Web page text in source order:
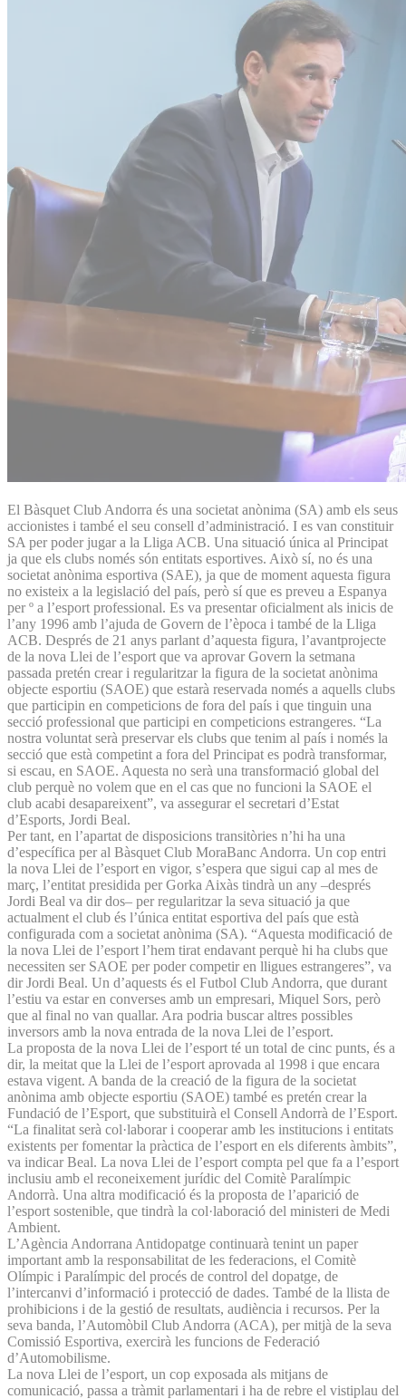
El Bàsquet Club Andorra és una societat anònima (SA) amb els seus
accionistes i també el seu consell d’administració. I es van constituir
SA per poder jugar a la Lliga ACB. Una situació única al Principat
ja que els clubs només són entitats esportives. Això sí, no és una
societat anònima esportiva (SAE), ja que de moment aquesta figura
no existeix a la legislació del país, però sí que es preveu a Espanya
per º a l’esport professional. Es va presentar oficialment als inicis de
l’any 1996 amb l’ajuda de Govern de l’època i també de la Lliga
ACB. Després de 21 anys parlant d’aquesta figura, l’avantprojecte
de la nova Llei de l’esport que va aprovar Govern la setmana
passada pretén crear i regularitzar la figura de la societat anònima
objecte esportiu (SAOE) que estarà reservada només a aquells clubs
que participin en competicions de fora del país i que tinguin una
secció professional que participi en competicions estrangeres. “La
nostra voluntat serà preservar els clubs que tenim al país i només la
secció que està competint a fora del Principat es podrà transformar,
si escau, en SAOE. Aquesta no serà una transformació global del
club perquè no volem que en el cas que no funcioni la SAOE el
club acabi desapareixent”, va assegurar el secretari d’Estat
d’Esports, Jordi Beal.
Per tant, en l’apartat de disposicions transitòries n’hi ha una
d’específica per al Bàsquet Club MoraBanc Andorra. Un cop entri
la nova Llei de l’esport en vigor, s’espera que sigui cap al mes de
març, l’entitat presidida per Gorka Aixàs tindrà un any –després
Jordi Beal va dir dos– per regularitzar la seva situació ja que
actualment el club és l’única entitat esportiva del país que està
configurada com a societat anònima (SA). “Aquesta modificació de
la nova Llei de l’esport l’hem tirat endavant perquè hi ha clubs que
necessiten ser SAOE per poder competir en lligues estrangeres”, va
dir Jordi Beal. Un d’aquests és el Futbol Club Andorra, que durant
l’estiu va estar en converses amb un empresari, Miquel Sors, però
que al final no van quallar. Ara podria buscar altres possibles
inversors amb la nova entrada de la nova Llei de l’esport.
La proposta de la nova Llei de l’esport té un total de cinc punts, és a
dir, la meitat que la Llei de l’esport aprovada al 1998 i que encara
estava vigent. A banda de la creació de la figura de la societat
anònima amb objecte esportiu (SAOE) també es pretén crear la
Fundació de l’Esport, que substituirà el Consell Andorrà de l’Esport.
“La finalitat serà col·laborar i cooperar amb les institucions i entitats
existents per fomentar la pràctica de l’esport en els diferents àmbits”,
va indicar Beal. La nova Llei de l’esport compta pel que fa a l’esport
inclusiu amb el reconeixement jurídic del Comitè Paralímpic
Andorrà. Una altra modificació és la proposta de l’aparició de
l’esport sostenible, que tindrà la col·laboració del ministeri de Medi
Ambient.
L’Agència Andorrana Antidopatge continuarà tenint un paper
important amb la responsabilitat de les federacions, el Comitè
Olímpic i Paralímpic del procés de control del dopatge, de
l’intercanvi d’informació i protecció de dades. També de la llista de
prohibicions i de la gestió de resultats, audiència i recursos. Per la
seva banda, l’Automòbil Club Andorra (ACA), per mitjà de la seva
Comissió Esportiva, exercirà les funcions de Federació
d’Automobilisme.
La nova Llei de l’esport, un cop exposada als mitjans de
comunicació, passa a tràmit parlamentari i ha de rebre el vistiplau del